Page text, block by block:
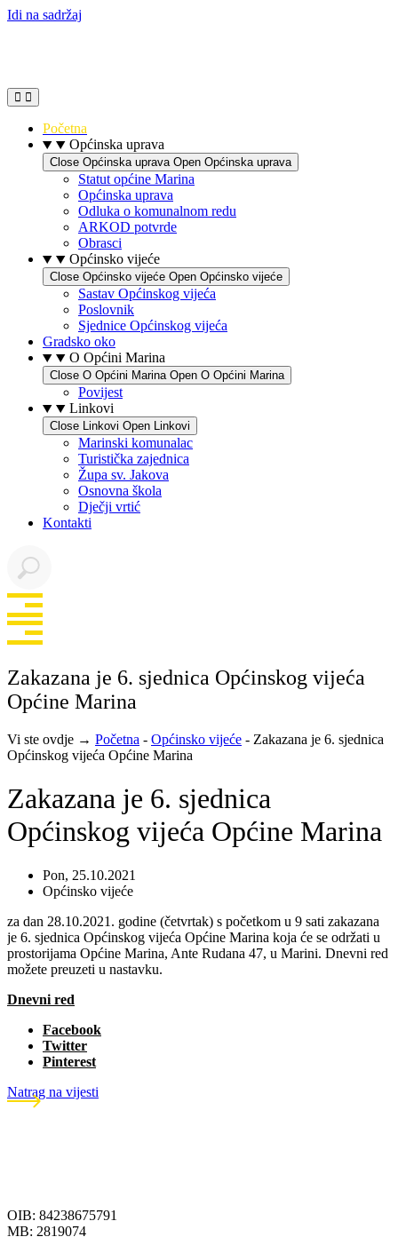
Idi na sadržaj
Početna
Općinska uprava
Close Općinska uprava Open Općinska uprava
Statut općine Marina
Općinska uprava
Odluka o komunalnom redu
ARKOD potvrde
Obrasci
Općinsko vijeće
Close Općinsko vijeće Open Općinsko vijeće
Sastav Općinskog vijeća
Poslovnik
Sjednice Općinskog vijeća
Gradsko oko
O Općini Marina
Close O Općini Marina Open O Općini Marina
Povijest
Linkovi
Close Linkovi Open Linkovi
Marinski komunalac
Turistička zajednica
Župa sv. Jakova
Osnovna škola
Dječji vrtić
Kontakti
Zakazana je 6. sjednica Općinskog vijeća
Općine Marina
Vi ste ovdje → Početna - Općinsko vijeće - Zakazana je 6. sjednica
Općinskog vijeća Općine Marina
Zakazana je 6. sjednica
Općinskog vijeća Općine Marina
Pon, 25.10.2021
Općinsko vijeće
za dan 28.10.2021. godine (četvrtak) s početkom u 9 sati zakazana
je 6. sjednica Općinskog vijeća Općine Marina koja će se održati u
prostorijama Općine Marina, Ante Rudana 47, u Marini. Dnevni red
možete preuzeti u nastavku.
Dnevni red
Facebook
Twitter
Pinterest
Natrag na vijesti
OIB: 84238675791
MB: 2819074